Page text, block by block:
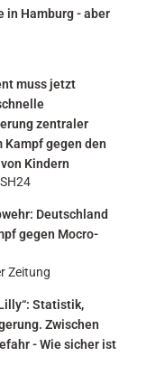
in Hamburg - aber
muss jetzt
zentraler
gegen den
Kindern
Deutschland
gegen Mocro-
Zeitung
Statistik,
Zwischen
- Wie sicher ist